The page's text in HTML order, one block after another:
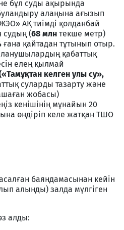
бұл суды ақырында
алаңына ағызып
АҚ тиімді қолданбай
судың (68 млн текше метр)
ғана қайтадан тұтынып отыр.
қабаттық
елең қылмай
келген улы су»,
суларды тазарту және
жобасы)
кенішінің мұнайын 20
өндіріп келе жатқан ТШО
баяндамасынан кейін
алынды) залда мүлгіген
алды: